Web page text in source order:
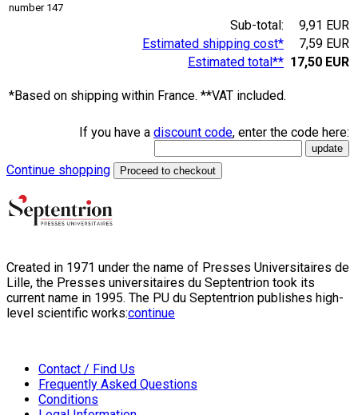
number 147
Sub-total:
9,91 EUR
Estimated shipping cost*
7,59 EUR
Estimated total** 17,50 EUR
*Based on shipping within France. **VAT included.
If you have a discount code, enter the code here:
Continue shopping Proceed to checkout
Created in 1971 under the name of Presses Universitaires de
Lille, the Presses universitaires du Septentrion took its
current name in 1995. The PU du Septentrion publishes high-
level scientific works:continue
Contact / Find Us
Frequently Asked Questions
Conditions